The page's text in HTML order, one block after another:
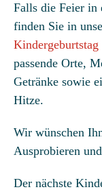
Falls die Feier in
finden Sie in
passende Orte,
Getränke sowie
Hitze.
Wir wünschen
Ausprobieren
Der nächste